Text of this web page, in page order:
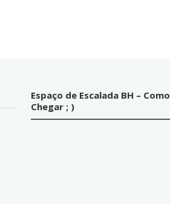
Espaço de Escalada BH – Como
Chegar ; )